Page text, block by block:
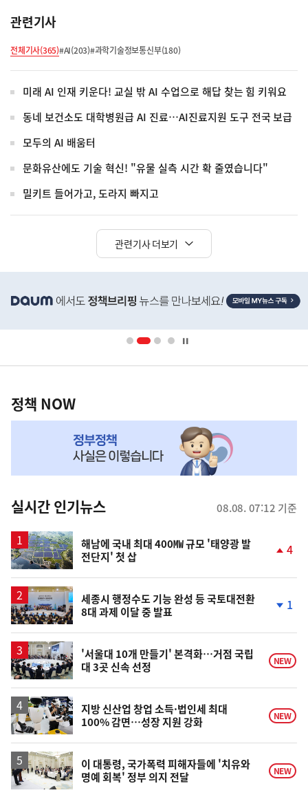
관련기사
전체기사(365)#AI(203)#과학기술정보통신부(180)
미래 AI 인재 키운다! 교실 밖 AI 수업으로 해답 찾는 힘 키워요
동네 보건소도 대학병원급 AI 진료…AI진료지원 도구 전국 보급
모두의 AI 배움터
문화유산에도 기술 혁신! "유물 실측 시간 확 줄였습니다"
밀키트 들어가고, 도라지 빠지고
관련기사 더보기
단
영
책
NOW,
뉴
스
정책 NOW
실시간 인기뉴스 08.08. 07:12 기준
해남에 국내 최대 400㎿ 규모 '태양광 발
전단지' 첫 삽
4
세종시 행정수도 기능 완성 등 국토대전환
8대 과제 이달 중 발표
락
1
'서울대 10개 만들기' 본격화…거점 국립
대 3곳 신속 선정
NEW
지방 신산업 창업 소득·법인세 최대
100% 감면…성장 지원 강화
NEW
이 대통령, 국가폭력 피해자들에 '치유와
명예 회복' 정부 의지 전달
NEW